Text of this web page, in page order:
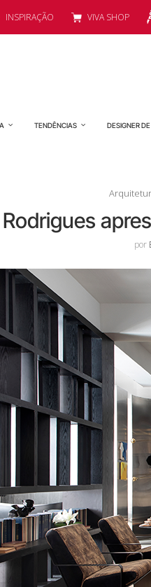
INSPIRAÇÃO VIVA SHOP
TENDÊNCIAS DESIGNER
por